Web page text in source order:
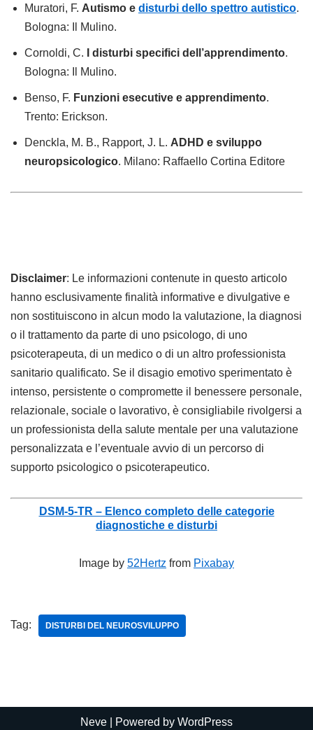
Muratori, F. Autismo e disturbi dello spettro autistico.
Bologna: Il Mulino.
Cornoldi, C. I disturbi specifici dell’apprendimento.
Bologna: Il Mulino.
Benso, F. Funzioni esecutive e apprendimento.
Trento: Erickson.
Denckla, M. B., Rapport, J. L. ADHD e sviluppo
neuropsicologico. Milano: Raffaello Cortina Editore
Disclaimer: Le informazioni contenute in questo articolo
hanno esclusivamente finalità informative e divulgative e
non sostituiscono in alcun modo la valutazione, la diagnosi
o il trattamento da parte di uno psicologo, di uno
psicoterapeuta, di un medico o di un altro professionista
sanitario qualificato. Se il disagio emotivo sperimentato è
intenso, persistente o compromette il benessere personale,
relazionale, sociale o lavorativo, è consigliabile rivolgersi a
un professionista della salute mentale per una valutazione
personalizzata e l’eventuale avvio di un percorso di
supporto psicologico o psicoterapeutico.
DSM-5-TR – Elenco completo delle categorie
diagnostiche e disturbi
Image by 52Hertz from Pixabay
Tag: DISTURBI DEL NEUROSVILUPPO
Neve | Powered by WordPress